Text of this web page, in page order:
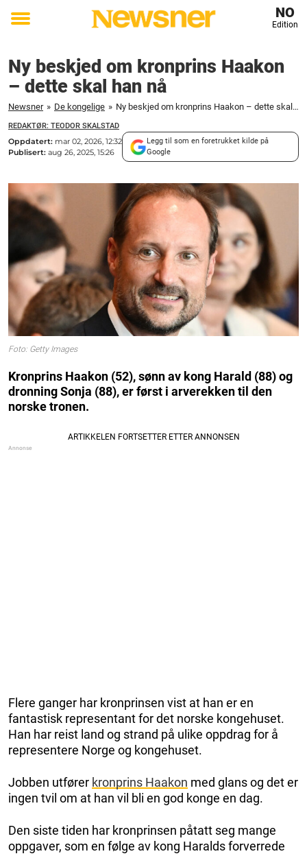
Toggle
NO
Edition
Ny beskjed om kronprins Haakon
– dette skal han nå
Newsner » De kongelige » Ny beskjed om kronprins Haakon – dette skal han nå
REDAKTØR: TEODOR SKALSTAD
Oppdatert: mar 02, 2026, 12:32
Publisert: aug 26, 2025, 15:26
Legg til som en foretrukket kilde på
Google
Foto: Getty Images
Kronprins Haakon (52), sønn av kong Harald (88) og
dronning Sonja (88), er først i arverekken til den
norske tronen.
Flere ganger har kronprinsen vist at han er en
fantastisk representant for det norske kongehuset.
Han har reist land og strand på ulike oppdrag for å
representere Norge og kongehuset.
Jobben utfører kronprins Haakon med glans og det er
ingen tvil om at han vil bli en god konge en dag.
Den siste tiden har kronprinsen påtatt seg mange
oppgaver, som en følge av kong Haralds forverrede